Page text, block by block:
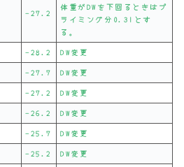
-27.2
体重がDWを下回るときはプ
ライミング分0.3lとす
る。
-28.2
DW変更
-27.7
DW変更
-27.2
DW変更
-26.2
DW変更
-25.7
DW変更
-25.2
DW変更